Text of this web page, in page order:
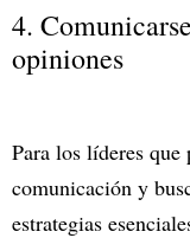
4.
opiniones
Para los líderes
comunicación y
estrategias